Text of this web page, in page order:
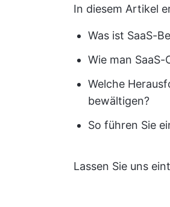
In diesem Artikel
Was ist SaaS-
Wie man
Welche
bewältigen?
So führen Sie
Lassen Sie uns